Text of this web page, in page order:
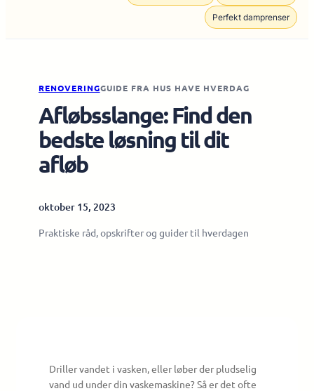
Perfekt damprenser
RENOVERINGGUIDE FRA HUS HAVE HVERDAG
Afløbsslange: Find den
bedste løsning til dit
afløb
oktober 15, 2023
Praktiske råd, opskrifter og guider til hverdagen
Driller vandet i vasken, eller løber der pludselig
vand ud under din vaskemaskine? Så er det ofte